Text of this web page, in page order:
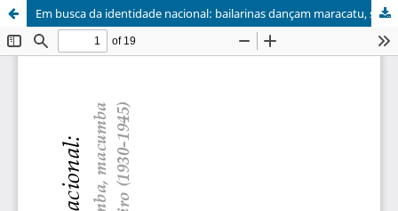
Em busca da identidade nacional: bailarinas dançam maracatu, samba, macumba e frevo nos palcos do Rio de Janeiro (1930-1945)